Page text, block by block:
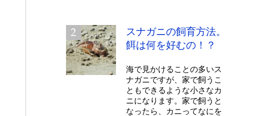
スナガニの飼育方法。
餌は何を好むの！？
海で見かけることの多いス
ナガニですが、家で飼うこ
ともできるような小さなカ
ニになります。家で飼うと
なったら、カニってなにを